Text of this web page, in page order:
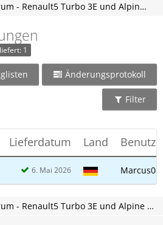
Renault R5 E-Tech Forum - Renault5 Turbo 3E und Alpine A290 Elektro Forum
1
Änderungsprotokoll
Filter
Lieferdatum Land
6. Mai 2026
Renault R5 E-Tech Forum - Renault5 Turbo 3E und Alpine A290 Elektro Forum